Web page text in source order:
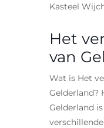
Kasteel
Het
van
Wat is Het
Gelderland?
Gelderland